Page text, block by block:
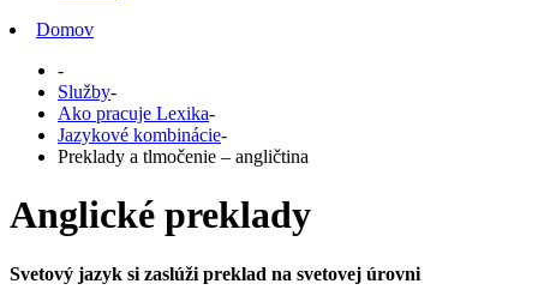
Domov
-
Služby-
Ako pracuje Lexika-
Jazykové kombinácie-
Preklady a tlmočenie – angličtina
Anglické preklady
Svetový jazyk si zaslúži preklad na svetovej úrovni